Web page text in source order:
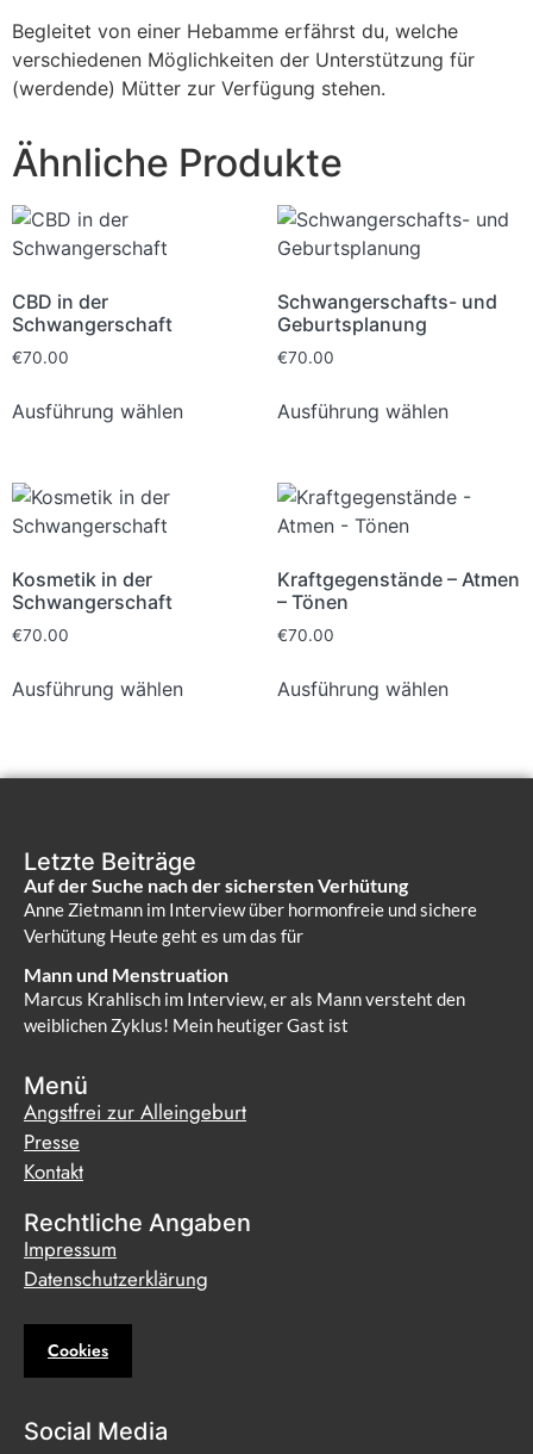
Begleitet von einer Hebamme erfährst du, welche
verschiedenen Möglichkeiten der Unterstützung für
(werdende) Mütter zur Verfügung stehen.
Ähnliche Produkte
CBD in der
Schwangerschaft
€70.00
Ausführung wählen
Schwangerschafts- und
Geburtsplanung
€70.00
Ausführung wählen
Kosmetik in der
Schwangerschaft
€70.00
Ausführung wählen
Kraftgegenstände – Atmen
– Tönen
€70.00
Ausführung wählen
Letzte Beiträge
Auf der Suche nach der sichersten Verhütung
Anne Zietmann im Interview über hormonfreie und sichere
Verhütung Heute geht es um das für
Mann und Menstruation
Marcus Krahlisch im Interview, er als Mann versteht den
weiblichen Zyklus! Mein heutiger Gast ist
Menü
Angstfrei zur Alleingeburt
Presse
Kontakt
Rechtliche Angaben
Impressum
Datenschutzerklärung
Cookies
Social Media